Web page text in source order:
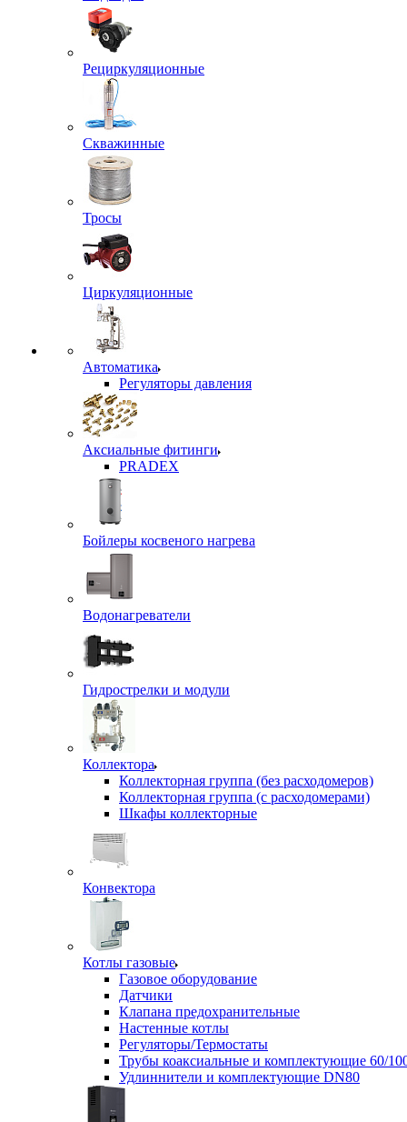
Рециркуляционные
Скважинные
Тросы
Циркуляционные
Автоматика
Регуляторы давления
Аксиальные фитинги
PRADEX
Бойлеры косвеного нагрева
Водонагреватели
Гидрострелки и модули
Коллектора
Коллекторная группа (без расходомеров)
Коллекторная группа (с расходомерами)
Шкафы коллекторные
Конвектора
Котлы газовые
Газовое оборудование
Датчики
Клапана предохранительные
Настенные котлы
Регуляторы/Термостаты
Трубы коаксиальные и комплектующие 60/
Удлиннители и комплектующие DN80